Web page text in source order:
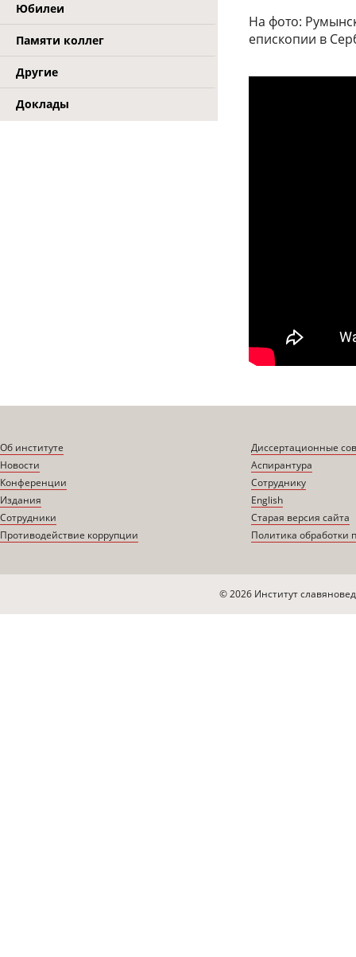
Юбилеи
Памяти коллег
Другие
Доклады
На фото:
епископии в
Об институте
Новости
Конференции
Издания
Сотрудники
Противодействие коррупции
Диссертационные
Аспирантура
Сотруднику
English
Старая версия сайта
Политика обработки
© 2026 Институт